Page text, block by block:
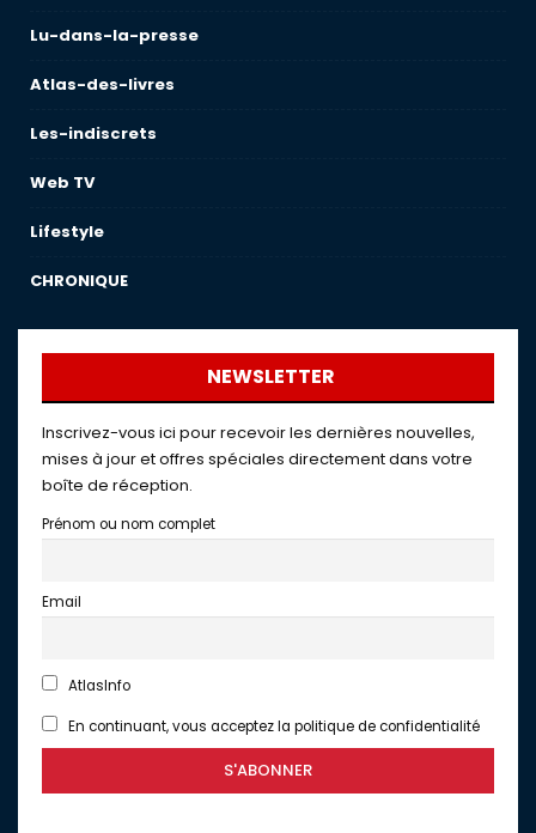
Lu-dans-la-presse
Atlas-des-livres
Les-indiscrets
Web TV
Lifestyle
CHRONIQUE
NEWSLETTER
Inscrivez-vous ici pour recevoir les dernières nouvelles,
mises à jour et offres spéciales directement dans votre
boîte de réception.
Prénom ou nom complet
Email
AtlasInfo
En continuant, vous acceptez la politique de confidentialité